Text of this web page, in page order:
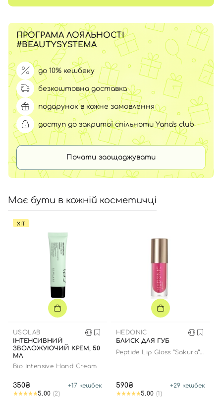
ПРОГРАМА ЛОЯЛЬНОСТІ
#BEAUTYSYSTEMA
до 10% кешбеку
безкоштовна доставка
подарунок в кожне замовлення
доступ до закритої спільноти Yana's club
Почати заощаджувати
Має бути в кожній косметичці
ХІТ
USOLAB
ІНТЕНСИВНИЙ
ЗВОЛОЖУЮЧИЙ КРЕМ, 50
МЛ
Bio Intensive Hand Cream
350₴ +17 кешбек
5.00 (2)
HEDONIC
БЛИСК ДЛЯ ГУБ
Peptide Lip Gloss “Sakura”
590₴ +29 кешбек
5.00 (1)